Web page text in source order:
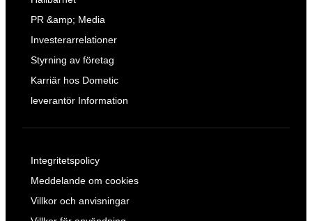
PR &amp; Media
Investerarrelationer
Styrning av företag
Karriär hos Dometic
leverantör Information
Integritetspolicy
Meddelande om cookies
Villkor och anvisningar